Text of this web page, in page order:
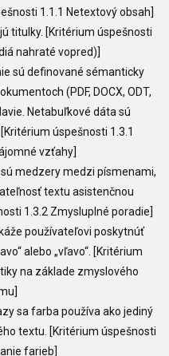
1.1.1 Netextový obsah]
titulky. [Kritérium úspešnosti
nahraté vopred)]
sú definované sémanticky
(PDF, DOCX, ODT,
Netabuľkové dáta sú
úspešnosti 1.3.1
vzťahy]
medzery medzi písmenami,
textu asistenčnou
1.3.2 Zmysluplné poradie]
používateľovi poskytnúť
alebo „vľavo“. [Kritérium
na základe zmyslového
sa farba používa ako jediný
textu. [Kritérium úspešnosti
farieb]